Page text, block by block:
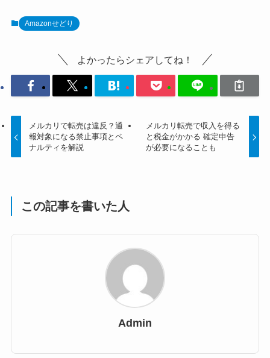
Amazonせどり
よかったらシェアしてね！
メルカリで転売は違反？通
報対象になる禁止事項とペ
ナルティを解説
メルカリ転売で収入を得る
と税金がかかる 確定申告
が必要になることも
この記事を書いた人
Admin